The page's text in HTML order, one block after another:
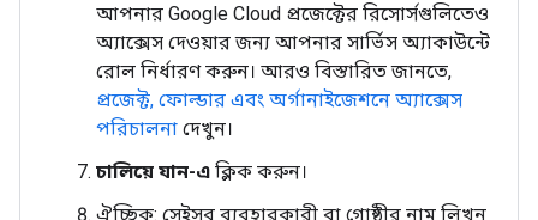
আপনার Google Cloud প্রজেক্টের রিসোর্সগুলিতেও
অ্যাক্সেস দেওয়ার জন্য আপনার সার্ভিস অ্যাকাউন্টে
রোল নির্ধারণ করুন। আরও বিস্তারিত জানতে,
প্রজেক্ট, ফোল্ডার এবং অর্গানাইজেশনে অ্যাক্সেস
পরিচালনা দেখুন।
চালিয়ে যান-এ ক্লিক করুন।
ঐচ্ছিক: সেইসব ব্যবহারকারী বা গোষ্ঠীর নাম লিখুন